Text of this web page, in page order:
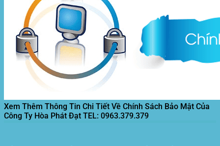
Xem Thêm Thông Tin Chi Tiết Về Chính Sách Bảo Mật Của
Công Ty Hòa Phát Đạt TEL: 0963.379.379